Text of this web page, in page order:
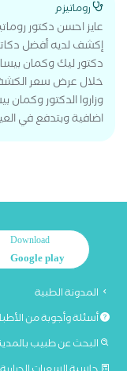
روماتيزم
عايز احسن دكتور
إكشف لديه أفضل
دكتور ليك وكمان
خلال عرض سعر الكشف
وزاروا الدكتور
اضافية وبتدفع في
Download
Google play
المدونة الطبية
أسئلة وأجوبة من
البحث عن طبيب